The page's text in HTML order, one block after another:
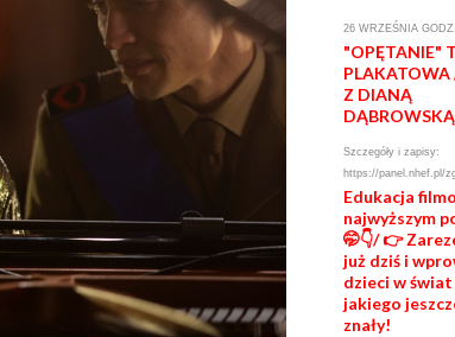
26 WRZEŚNIA
"OPĘTANIE"
PLAKATOWA
Z DIANĄ
DĄBROWSKĄ
Szczegóły i zapisy:
https://panel.nhef.pl/
Edukacja
najwyższym
🤭👇/ 👉
już dziś i
dzieci w świat
jakiego
znały!